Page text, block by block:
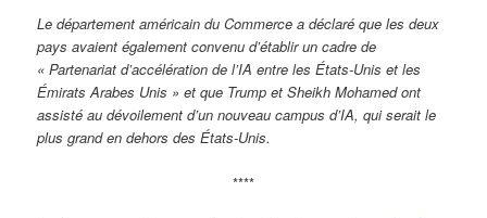
Le département américain du Commerce a déclaré que les deux
pays avaient également convenu d’établir un cadre de
« Partenariat d’accélération de l’IA entre les États-Unis et les
Émirats Arabes Unis » et que Trump et Sheikh Mohamed ont
assisté au dévoilement d’un nouveau campus d’IA, qui serait le
plus grand en dehors des États-Unis.
****